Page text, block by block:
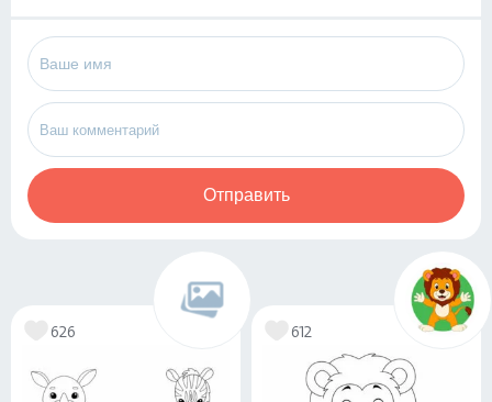
Отправить
626 612